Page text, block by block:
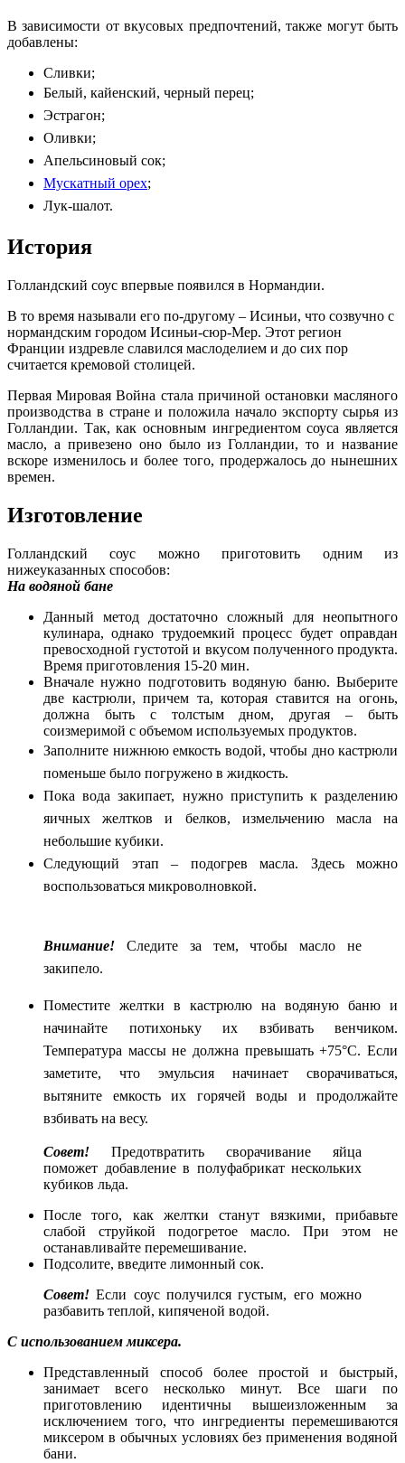
В зависимости от вкусовых предпочтений, также могут быть
добавлены:
Сливки;
Белый, кайенский, черный перец;
Эстрагон;
Оливки;
Апельсиновый сок;
Мускатный орех;
Лук-шалот.
История
Голландский соус впервые появился в Нормандии.
В то время называли его по-другому – Исиньи, что созвучно с
нормандским городом Исиньи-сюр-Мер. Этот регион
Франции издревле славился маслоделием и до сих пор
считается кремовой столицей.
Первая Мировая Война стала причиной остановки масляного
производства в стране и положила начало экспорту сырья из
Голландии. Так, как основным ингредиентом соуса является
масло, а привезено оно было из Голландии, то и название
вскоре изменилось и более того, продержалось до нынешних
времен.
Изготовление
Голландский соус можно приготовить одним из
нижеуказанных способов:
На водяной бане
Данный метод достаточно сложный для неопытного
кулинара, однако трудоемкий процесс будет оправдан
превосходной густотой и вкусом полученного продукта.
Время приготовления 15-20 мин.
Вначале нужно подготовить водяную баню. Выберите
две кастрюли, причем та, которая ставится на огонь,
должна быть с толстым дном, другая – быть
соизмеримой с объемом используемых продуктов.
Заполните нижнюю емкость водой, чтобы дно кастрюли
поменьше было погружено в жидкость.
Пока вода закипает, нужно приступить к разделению
яичных желтков и белков, измельчению масла на
небольшие кубики.
Следующий этап – подогрев масла. Здесь можно
воспользоваться микроволновкой.
Внимание! Следите за тем, чтобы масло не
закипело.
Поместите желтки в кастрюлю на водяную баню и
начинайте потихоньку их взбивать венчиком.
Температура массы не должна превышать +75°С. Если
заметите, что эмульсия начинает сворачиваться,
вытяните емкость их горячей воды и продолжайте
взбивать на весу.
Совет! Предотвратить сворачивание яйца
поможет добавление в полуфабрикат нескольких
кубиков льда.
После того, как желтки станут вязкими, прибавьте
слабой струйкой подогретое масло. При этом не
останавливайте перемешивание.
Подсолите, введите лимонный сок.
Совет! Если соус получился густым, его можно
разбавить теплой, кипяченой водой.
С использованием миксера.
Представленный способ более простой и быстрый,
занимает всего несколько минут. Все шаги по
приготовлению идентичны вышеизложенным за
исключением того, что ингредиенты перемешиваются
миксером в обычных условиях без применения водяной
бани.